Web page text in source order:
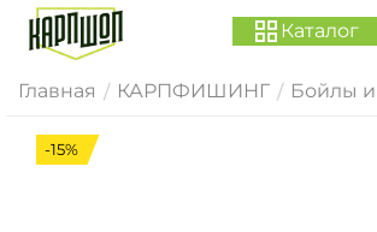
Каталог
Главная / КАРПФИШИНГ / Бойлы
-15%